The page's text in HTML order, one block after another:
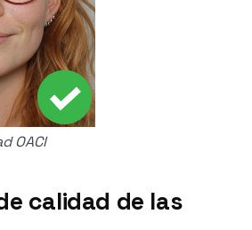
OACI
calidad de las